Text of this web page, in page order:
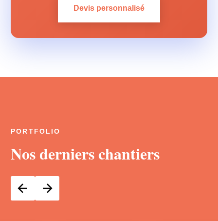
Devis personnalisé
PORTFOLIO
Nos derniers chantiers